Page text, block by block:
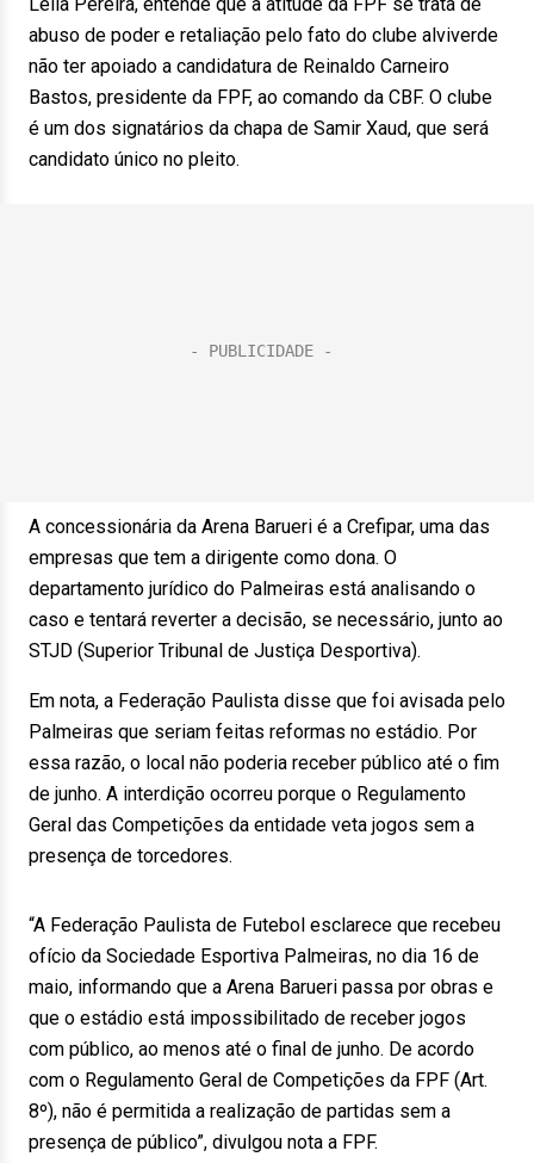
abuso de poder e retaliação pelo fato do clube alviverde
não ter apoiado a candidatura de Reinaldo Carneiro
Bastos, presidente da FPF, ao comando da CBF. O clube
é um dos signatários da chapa de Samir Xaud, que será
candidato único no pleito.
A concessionária da Arena Barueri é a Crefipar, uma das
empresas que tem a dirigente como dona. O
departamento jurídico do Palmeiras está analisando o
caso e tentará reverter a decisão, se necessário, junto ao
STJD (Superior Tribunal de Justiça Desportiva).
Em nota, a Federação Paulista disse que foi avisada pelo
Palmeiras que seriam feitas reformas no estádio. Por
essa razão, o local não poderia receber público até o fim
de junho. A interdição ocorreu porque o Regulamento
Geral das Competições da entidade veta jogos sem a
presença de torcedores.
“A Federação Paulista de Futebol esclarece que recebeu
ofício da Sociedade Esportiva Palmeiras, no dia 16 de
maio, informando que a Arena Barueri passa por obras e
que o estádio está impossibilitado de receber jogos
com público, ao menos até o final de junho. De acordo
com o Regulamento Geral de Competições da FPF (Art.
8º), não é permitida a realização de partidas sem a
presença de público”, divulgou nota a FPF.